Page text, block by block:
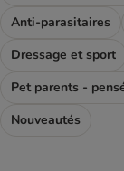
Anti-parasitaires
Dressage et sport
Pet parents -
Nouveautés